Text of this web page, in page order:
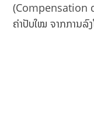
(Compensation
ຄ່າປັບໃໝ ຈາກການ